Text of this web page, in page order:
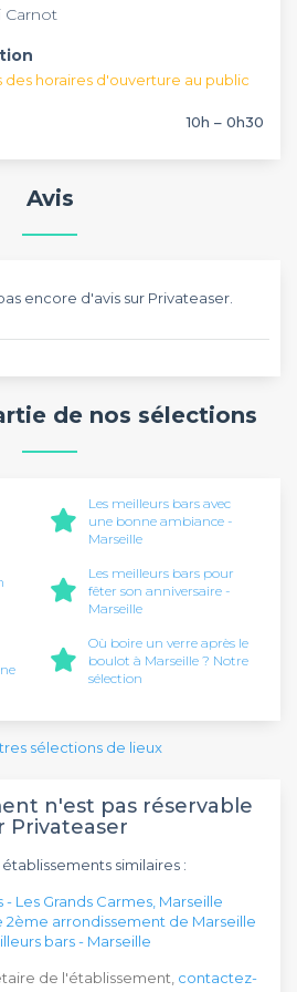
de personnes. Une terrasse est
Carnot
horaires d'ouverture au public
10h – 0h30
Avis
encore d'avis sur Privateaser.
de nos sélections
Les meilleurs bars avec
une bonne ambiance -
Marseille
Les meilleurs bars pour
fêter son anniversaire -
Marseille
Où boire un verre après le
boulot à Marseille ? Notre
sélection
sélections de lieux
n'est pas réservable
Privateaser
similaires :
- Les Grands Carmes, Marseille
2ème arrondissement de Marseille
bars - Marseille
de l'établissement, contactez-